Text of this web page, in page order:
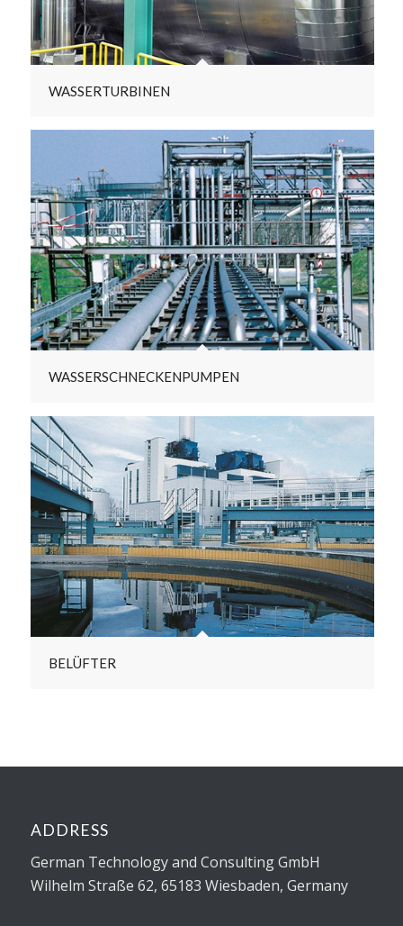
WASSERTURBINEN
WASSERSCHNECKENPUMPEN
BELÜFTER
ADDRESS
German Technology and Consulting GmbH
Wilhelm Straße 62, 65183 Wiesbaden, Germany